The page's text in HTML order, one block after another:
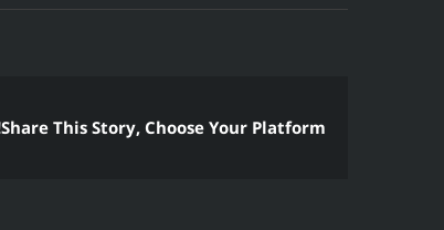
ראשון
Share This Story, Choose Your Platform!